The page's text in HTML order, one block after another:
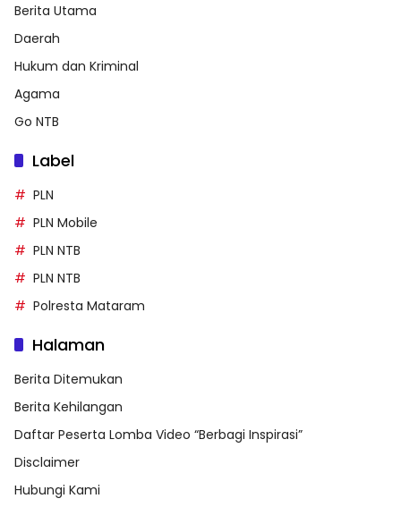
Berita Utama
Daerah
Hukum dan Kriminal
Agama
Go NTB
Label
PLN
PLN Mobile
PLN NTB
PLN NTB
Polresta Mataram
Halaman
Berita Ditemukan
Berita Kehilangan
Daftar Peserta Lomba Video “Berbagi Inspirasi”
Disclaimer
Hubungi Kami